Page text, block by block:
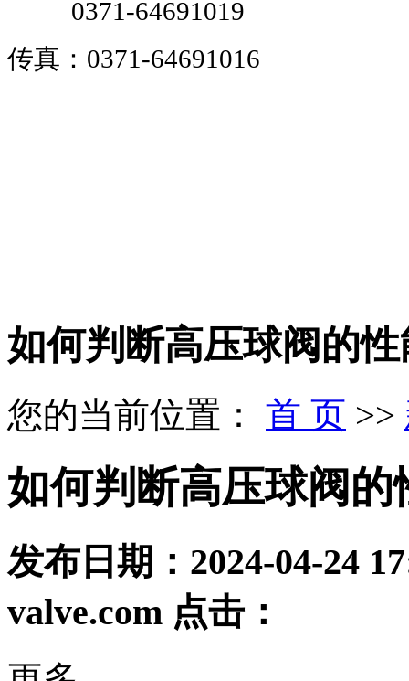
0371-64691019
传真：0371-64691016
如何判断高压球阀的
您的当前位置： 首 页 >>
如何判断高压球阀的
发布日期： 2024-04-24
valve.com 点击：